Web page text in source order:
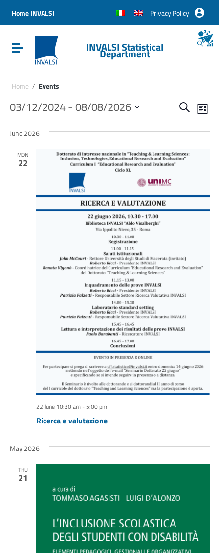
Vai al menu di navigazione
Vai al footer
Home INVALSI Privacy Policy
Attiva / disattiva la navigazioneINVALSI Statistical
Department
Home / Events
Events
e
viste
Cerca List
03/12/2024 - 08/08/2026
la
data.
June 2026
MON
22
Ricerca e valutazione
22 June 10:30 am-5:00 pm
May 2026
THU
21